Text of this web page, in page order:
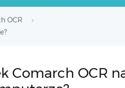
OCR
Comarch OCR